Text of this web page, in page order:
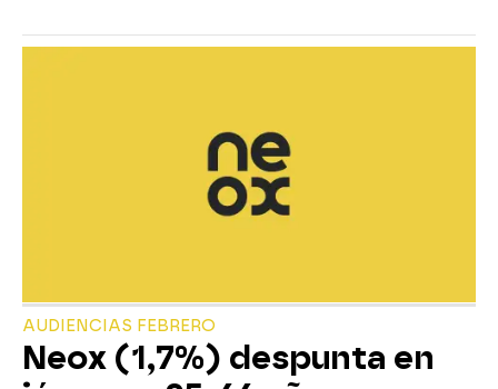
AUDIENCIAS FEBRERO
Neox (1,7%) despunta en